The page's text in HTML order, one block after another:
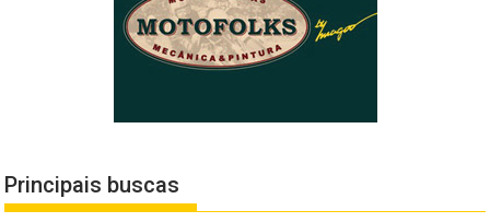
Principais buscas